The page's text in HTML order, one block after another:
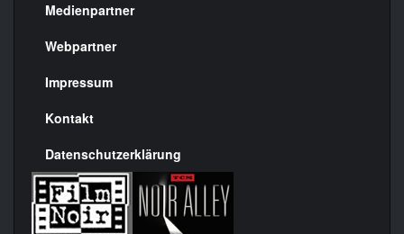
Menülinks
rechte
Seite
Medienpartner
Webpartner
Impressum
Kontakt
Datenschutzerklärung